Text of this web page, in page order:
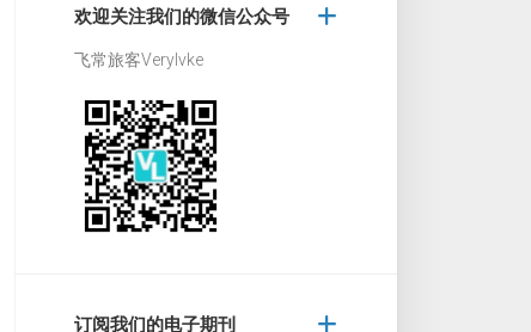
欢迎关注我们的微信公众号
飞常旅客Verylvke
订阅我们的电子期刊